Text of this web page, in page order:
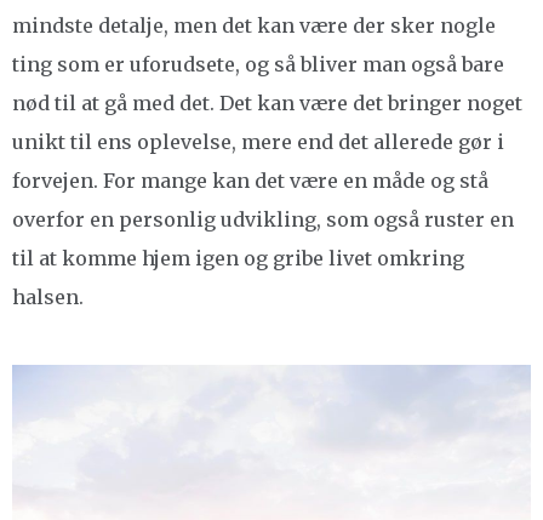
mindste detalje, men det kan være der sker nogle
ting som er uforudsete, og så bliver man også bare
nød til at gå med det. Det kan være det bringer noget
unikt til ens oplevelse, mere end det allerede gør i
forvejen. For mange kan det være en måde og stå
overfor en personlig udvikling, som også ruster en
til at komme hjem igen og gribe livet omkring
halsen.